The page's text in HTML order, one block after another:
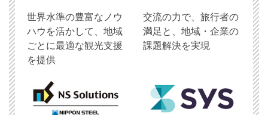
世界水準の豊富なノウ
ハウを活かして、地域
ごとに最適な観光支援
を提供
交流の力で、旅行者の
満足と、地域・企業の
課題解決を実現